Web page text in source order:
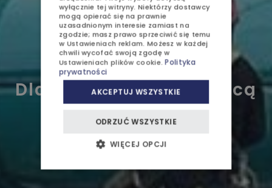
SPRZEDAŻ APARTAMENTÓW
OFERTY I PROMOCJE
DZIECI
AJURWEDA
Dlaczego dzieci nie chcą
od nas wyjeżdżać?
wyłącznie tej witryny. Niektórzy dostawcy
mogą opierać się na prawnie
uzasadnionym interesie zamiast na
zgodzie; masz prawo sprzeciwić się temu
wUstawieniach reklam. Możesz w każdej
chwili wycofać swoją zgodę w
Ustawieniach plików cookie. Polityka
prywatności
AKCEPTUJ WSZYSTKIE
ODRZUĆ WSZYSTKIE
WIĘCEJ OPCJI